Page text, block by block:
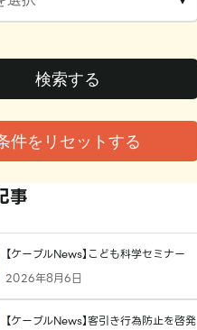
事
【ケーブルNews】こども科学セミナー
2026年8月6日
【ケーブルNews】客引き行為防止を啓発